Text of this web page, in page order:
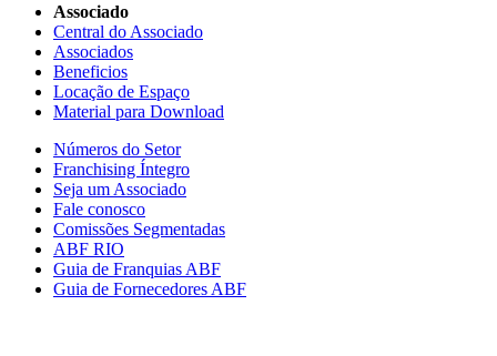
Associado
Central do Associado
Associados
Beneficios
Locação de Espaço
Material para Download
Números do Setor
Franchising Íntegro
Seja um Associado
Fale conosco
Comissões Segmentadas
ABF RIO
Guia de Franquias ABF
Guia de Fornecedores ABF